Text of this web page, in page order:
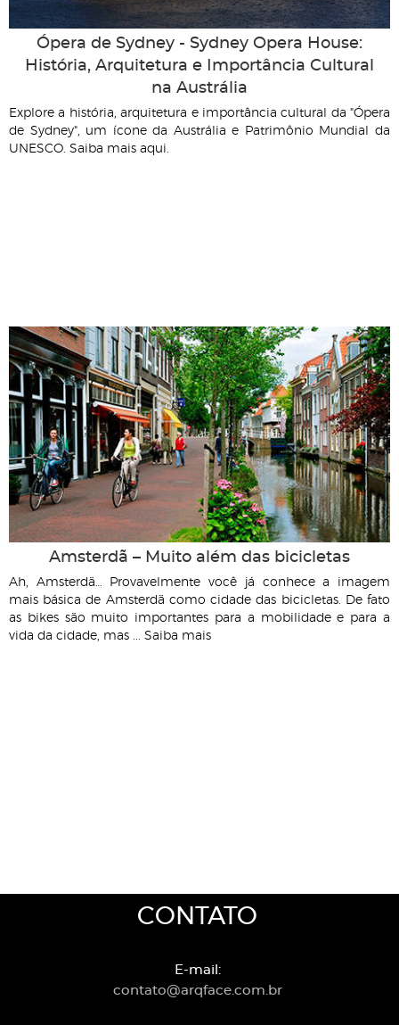
Ópera de Sydney - Sydney Opera House:
História, Arquitetura e Importância Cultural
na Austrália
Explore a história, arquitetura e importância cultural da "Ópera
de Sydney", um ícone da Austrália e Patrimônio Mundial da
UNESCO. Saiba mais aqui.
Amsterdã – Muito além das bicicletas
Ah, Amsterdã… Provavelmente você já conhece a imagem
mais básica de Amsterdã como cidade das bicicletas. De fato
as bikes são muito importantes para a mobilidade e para a
vida da cidade, mas ... Saiba mais
CONTATO
E-mail:
contato@arqface.com.br